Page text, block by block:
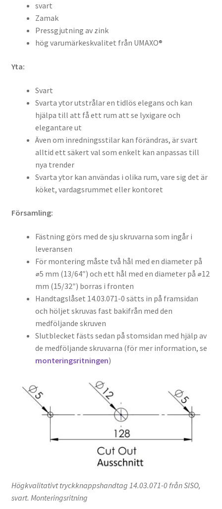
svart
Zamak
Pressgjutning av zink
hög varumärkeskvalitet från UMAXO®
Yta:
Svart
Svarta ytor utstrålar en tidlös elegans och kan
hjälpa till att få ett rum att se lyxigare och
elegantare ut
Även om inredningsstilar kan förändras, är svart
alltid ett säkert val som enkelt kan anpassas till
nya trender
Svarta ytor kan användas i olika rum, vare sig det är
köket, vardagsrummet eller kontoret
Församling:
Fästning görs med de sju skruvarna som ingår i
leveransen
För montering måste två hål med en diameter på
⌀5 mm (13/64″) och ett hål med en diameter på ⌀12
mm (15/32″) borras i fronten
Handtagslåset 14.03.071-0 sätts in på framsidan
och höljet skruvas fast bakifrån med den
medföljande skruven
Slutblecket fästs sedan på stomsidan med hjälp av
de medföljande skruvarna (för mer information, se
monteringsritningen)
Högkvalitativt tryckknappshandtag 14.03.071-0 från SISO,
svart. Monteringsritning